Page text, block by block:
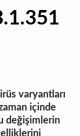
varyantları
içinde
değişimlerin